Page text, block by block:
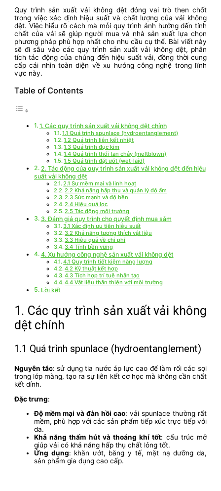
Quy trình sản xuất vải không dệt đóng vai trò then chốt
trong việc xác định hiệu suất và chất lượng của vải không
dệt. Việc hiểu rõ cách mà mỗi quy trình ảnh hưởng đến tính
chất của vải sẽ giúp người mua và nhà sản xuất lựa chọn
phương pháp phù hợp nhất cho nhu cầu cụ thể. Bài viết này
sẽ đi sâu vào các quy trình sản xuất vải không dệt, phân
tích tác động của chúng đến hiệu suất vải, đồng thời cung
cấp cái nhìn toàn diện về xu hướng công nghệ trong lĩnh
vực này.
Table of Contents
1. Các quy trình sản xuất vải không dệt chính
1.1 Quá trình spunlace (hydroentanglement)
1.2 Quá trình liên kết nhiệt
1.3 Quá trình đục kim
1.4 Quá trình thổi tan chảy (meltblown)
1.5 Quá trình đặt ướt (wet-laid)
2. Tác động của quy trình sản xuất vải không dệt đến hiệu
suất vải không dệt
2.1 Sự mềm mại và linh hoạt
2.2 Khả năng hấp thụ và quản lý độ ẩm
2.3 Sức mạnh và độ bền
2.4 Hiệu quả lọc
2.5 Tác động môi trường
3. Đánh giá quy trình cho quyết định mua sắm
3.1 Xác định ưu tiên hiệu suất
3.2 Khả năng tương thích vật liệu
3.3 Hiệu quả về chi phí
3.4 Tính bền vững
4. Xu hướng công nghệ sản xuất vải không dệt
4.1 Quy trình tiết kiệm năng lượng
4.2 Kỹ thuật kết hợp
4.3 Tích hợp trí tuệ nhân tạo
4.4 Vật liệu thân thiện với môi trường
Lời kết
1. Các quy trình sản xuất vải không
dệt chính
1.1 Quá trình spunlace (hydroentanglement)
Nguyên tắc: sử dụng tia nước áp lực cao để làm rối các sợi
trong lớp màng, tạo ra sự liên kết cơ học mà không cần chất
kết dính.
Đặc trưng:
Độ mềm mại và đàn hồi cao: vải spunlace thường rất
mềm, phù hợp với các sản phẩm tiếp xúc trực tiếp với
da.
Khả năng thấm hút và thoáng khí tốt: cấu trúc mở
giúp vải có khả năng hấp thụ chất lỏng tốt.
Ứng dụng: khăn ướt, băng y tế, mặt nạ dưỡng da,
sản phẩm gia dụng cao cấp.